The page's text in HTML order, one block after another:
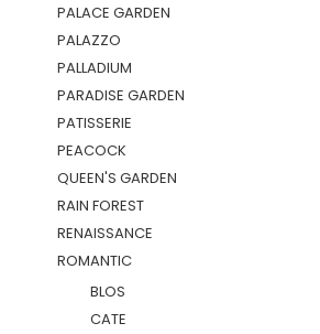
PALACE GARDEN
PALAZZO
PALLADIUM
PARADISE GARDEN
PATISSERIE
PEACOCK
QUEEN'S GARDEN
RAIN FOREST
RENAISSANCE
ROMANTIC
BLOS
CATE